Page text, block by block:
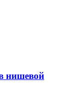
нишевой